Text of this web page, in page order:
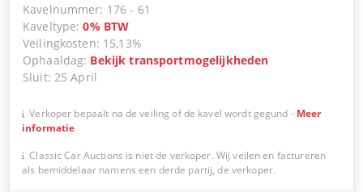
Kavelnummer: 176 - 61
Kaveltype:0% BTW
Veilingkosten: 15,13%
Ophaaldag: Bekijk transportmogelijkheden
Sluit: 25 April
Verkoper bepaalt na de veiling of de kavel wordt gegund - Meer
informatie
Classic Car Auctions is niet de verkoper. Wij veilen en factureren
als bemiddelaar namens een derde partij, de verkoper.